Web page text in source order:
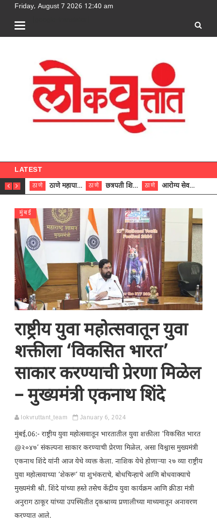
Friday, August 7 2026 12:40 am
LATEST
ठाणे ठाणे महापालिकेच्या नऊ प्रभाग समित्यांवर अध्यक्ष विराजमान ठाणे छत्रपती शिवाजी महाराज रुग्णालयात दुर्मिळ ट्युमरची यशस्वी शस्त्रक्रिया ठाणे आरोग्य सेवक (पुरुष) पदावरून ११ कर्मचाऱ्यांना आरोग्य सहाय्यक (पुरुष) पदावर पदोन्नती; मुख्य कार्यकारी अधिकारी रणजित यादव यांच्या हस्ते आदेश वितरण
मुंबई
राष्ट्रीय युवा महोत्सवातून युवा
शक्तीला ‘विकसित भारत’
साकार करण्याची प्रेरणा मिळेल
– मुख्यमंत्री एकनाथ शिंदे
lokvruttant_team January 6, 2024
मुंबई,06:- राष्ट्रीय युवा महोत्सवातून भारतातील युवा शक्तीला ‘विकसित भारत
@२०४७’ संकल्पना साकार करण्याची प्रेरणा मिळेल, असा विश्वास मुख्यमंत्री
एकनाथ शिंदे यांनी आज येथे व्यक्त केला. नाशिक येथे होणाऱ्या २७ व्या राष्ट्रीय
युवा महोत्सवाच्या ‘शेकरू’ या शुभंकराचे, बोधचिन्हाचे आणि बोधवाक्याचे
मुख्यमंत्री श्री. शिंदे यांच्या हस्ते तसेच केंद्रीय युवा कार्यक्रम आणि क्रीडा मंत्री
अनुराग ठाकूर यांच्या उपस्थितीत दृकश्राव्य प्रणालीच्या माध्यमातून अनावरण
करण्यात आले.